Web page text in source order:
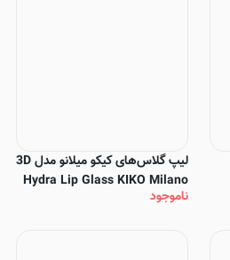
لیپ گلاس‌های کیکو میلانو مدل 3D
Hydra Lip Glass KIKO Milano
ناموجود